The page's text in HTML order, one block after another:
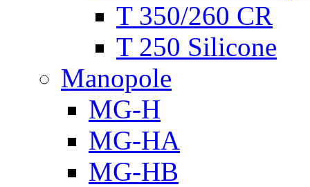
T 350/260 CR
T 250 Silicone
Manopole
MG-H
MG-HA
MG-HB